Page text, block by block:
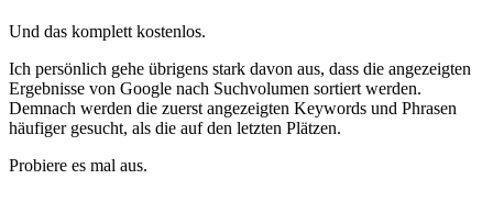
Und das komplett kostenlos.
Ich persönlich gehe übrigens stark davon aus, dass die angezeigten
Ergebnisse von Google nach Suchvolumen sortiert werden.
Demnach werden die zuerst angezeigten Keywords und Phrasen
häufiger gesucht, als die auf den letzten Plätzen.
Probiere es mal aus.